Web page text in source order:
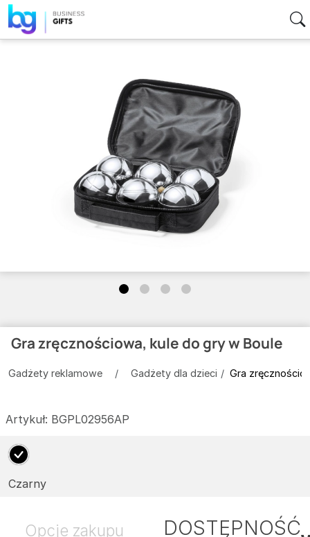
Gra zręcznościowa, kule do gry w Boule
Gadżety reklamowe Gadżety dla dzieci Gra
Artykuł: BGPL02956AP
Czarny
Opcje zakupu
DOSTĘPNOŚĆ